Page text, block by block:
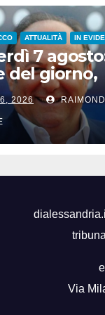
ATTUALITÀ IN
7
del giorno,
del giorno,
accadde
2026
Via